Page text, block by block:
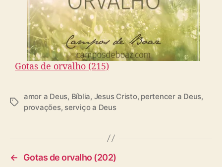
Gotas de orvalho (215)
T
amor a Deus, Bíblia, Jesus Cristo, pertencer a Deus,
provações, serviço a Deus
←
Gotas de orvalho (202)